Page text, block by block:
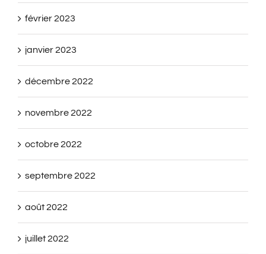
février 2023
janvier 2023
décembre 2022
novembre 2022
octobre 2022
septembre 2022
août 2022
juillet 2022